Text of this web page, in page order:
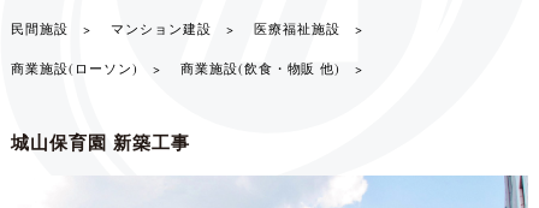
民間施設 > マンション建設 > 医療福祉施設 >
商業施設(ローソン) > 商業施設(飲食・物販 他) >
城山保育園 新築工事